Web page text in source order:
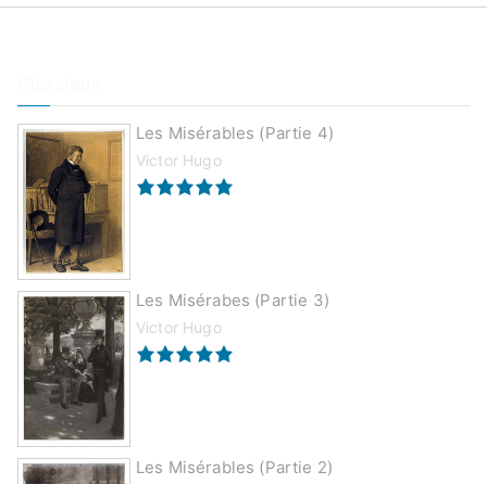
Les Misérables (partie 4)
Victor Hugo
Les Misérabes (partie 3)
Victor Hugo
Les Misérables (partie 2)